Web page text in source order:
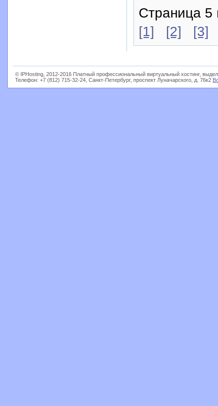
Страница 5
[1]
[2] [3]
© IPHosting, 2012-2016 Платный профессиональный виртуальный хостинг,
Телефон: +7 (812) 715-32-24, Санкт-Петербург, проспект Луначарского, д. 76к2